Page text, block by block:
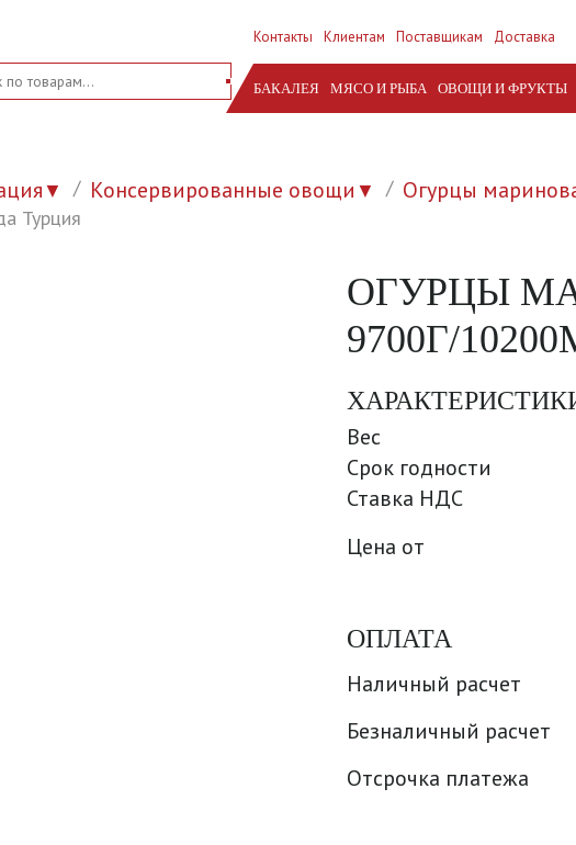
Контакты Клиентам Поставщикам Доставка
БАКАЛЕЯ МЯСО И РЫБА ОВОЩИ И ФРУКТЫ
▼ Консервированные овощи ▼ Огурцы
Турция
ОГУРЦЫ
9700Г/
Вес
Срок годности
Ставка НДС
Цена от
ОПЛАТА
Наличный расчет
Безналичный расчет
Отсрочка платежа